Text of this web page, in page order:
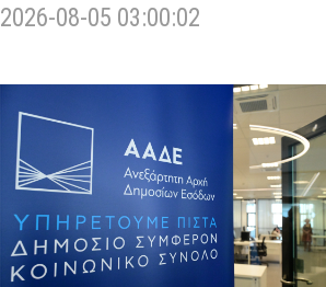
2026-08-05 03:00:02